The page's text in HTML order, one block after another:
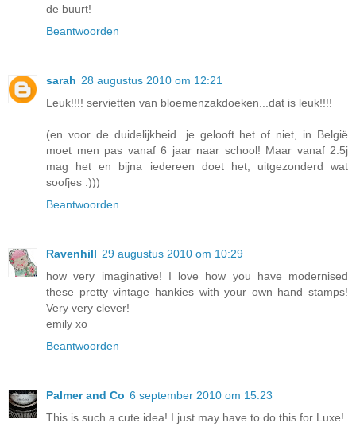
de buurt!
Beantwoorden
sarah 28 augustus 2010 om 12:21
Leuk!!!! servietten van bloemenzakdoeken...dat is leuk!!!!
(en voor de duidelijkheid...je gelooft het of niet, in België
moet men pas vanaf 6 jaar naar school! Maar vanaf 2.5j
mag het en bijna iedereen doet het, uitgezonderd wat
soofjes :)))
Beantwoorden
Ravenhill 29 augustus 2010 om 10:29
how very imaginative! I love how you have modernised
these pretty vintage hankies with your own hand stamps!
Very very clever!
emily xo
Beantwoorden
Palmer and Co 6 september 2010 om 15:23
This is such a cute idea! I just may have to do this for Luxe!